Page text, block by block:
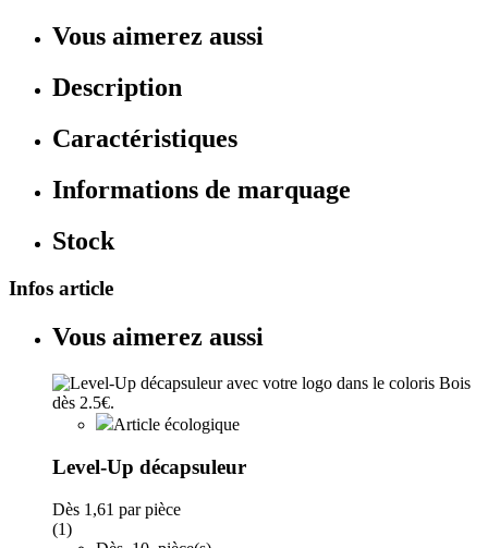
Vous aimerez aussi
Description
Caractéristiques
Informations de marquage
Stock
Infos article
Vous aimerez aussi
Article écologique
Level-Up décapsuleur
Dès 1,61 par pièce
(1)